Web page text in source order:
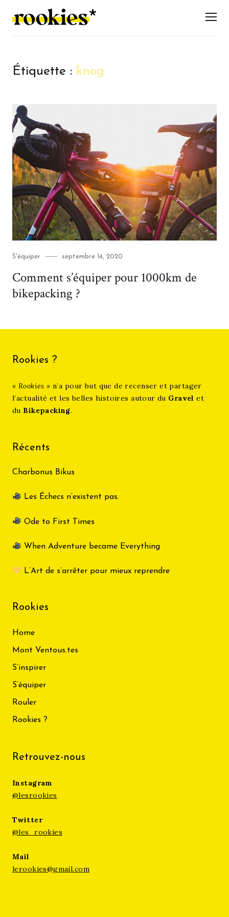
LES ROOKIES
Étiquette : knog
Category
S'équiper
Posted
septembre 14, 2020
Comment s’équiper pour 1000km de
bikepacking ?
Rookies ?
« Rookies »n’a pour but que de recenser et partager
l’actualité et les belles histoires autour du Gravel et
du Bikepacking.
Récents
Charbonus Bikus
Les Échecs n’existent pas.
Ode to First Times
When Adventure became Everything
L’Art de s’arrêter pour mieux reprendre
Rookies
Home
Mont Ventous.tes
S’inspirer
S’équiper
Rouler
Rookies ?
Retrouvez-nous
Instagram
@lesrookies
Twitter
@les_rookies
Mail
lerookies@gmail.com